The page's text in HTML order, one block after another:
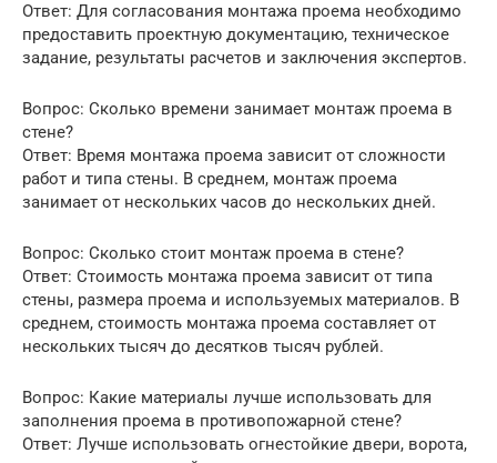
Ответ: Для согласования монтажа проема необходимо
предоставить проектную документацию, техническое
задание, результаты расчетов и заключения экспертов.
Вопрос: Сколько времени занимает монтаж проема в
стене?
Ответ: Время монтажа проема зависит от сложности
работ и типа стены. В среднем, монтаж проема
занимает от нескольких часов до нескольких дней.
Вопрос: Сколько стоит монтаж проема в стене?
Ответ: Стоимость монтажа проема зависит от типа
стены, размера проема и используемых материалов. В
среднем, стоимость монтажа проема составляет от
нескольких тысяч до десятков тысяч рублей.
Вопрос: Какие материалы лучше использовать для
заполнения проема в противопожарной стене?
Ответ: Лучше использовать огнестойкие двери, ворота,